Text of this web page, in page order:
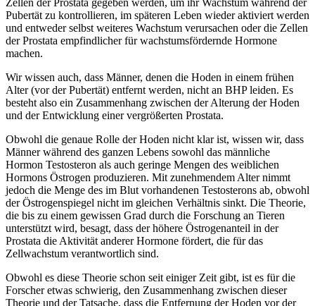
Zellen der Prostata gegeben werden, um ihr Wachstum während der
Pubertät zu kontrollieren, im späteren Leben wieder aktiviert werden
und entweder selbst weiteres Wachstum verursachen oder die Zellen
der Prostata empfindlicher für wachstumsfördernde Hormone
machen.
Wir wissen auch, dass Männer, denen die Hoden in einem frühen
Alter (vor der Pubertät) entfernt werden, nicht an BHP leiden. Es
besteht also ein Zusammenhang zwischen der Alterung der Hoden
und der Entwicklung einer vergrößerten Prostata.
Obwohl die genaue Rolle der Hoden nicht klar ist, wissen wir, dass
Männer während des ganzen Lebens sowohl das männliche
Hormon Testosteron als auch geringe Mengen des weiblichen
Hormons Östrogen produzieren. Mit zunehmendem Alter nimmt
jedoch die Menge des im Blut vorhandenen Testosterons ab, obwohl
der Östrogenspiegel nicht im gleichen Verhältnis sinkt. Die Theorie,
die bis zu einem gewissen Grad durch die Forschung an Tieren
unterstützt wird, besagt, dass der höhere Östrogenanteil in der
Prostata die Aktivität anderer Hormone fördert, die für das
Zellwachstum verantwortlich sind.
Obwohl es diese Theorie schon seit einiger Zeit gibt, ist es für die
Forscher etwas schwierig, den Zusammenhang zwischen dieser
Theorie und der Tatsache, dass die Entfernung der Hoden vor der